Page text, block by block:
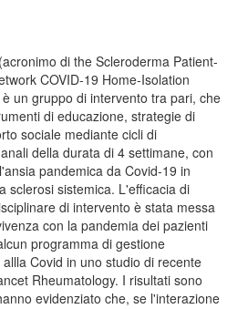
di the Scleroderma Patient-
COVID-19 Home-Isolation
un gruppo di intervento tra pari, che
di educazione, strategie di
sociale mediante cicli di
della durata di 4 settimane, con
pandemica da Covid-19 in
sclerosi sistemica. L'efficacia di
di intervento è stata messa
con la pandemia dei pazienti
programma di gestione
Covid in uno studio di recente
Rheumatology. I risultati sono
evidenziato che, se l'interazione